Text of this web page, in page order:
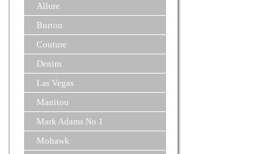
Allure
Burton
Couture
Denim
Las Vegas
Manitou
Mark Adams No.1
Mohawk